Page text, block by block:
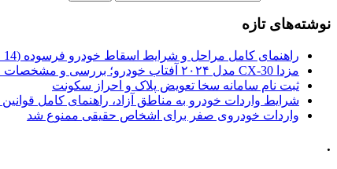
نوشته‌های تازه
راهنمای کامل مراحل و شرایط اسقاط خودرو فرسوده (14 مرداد 1405)
مزدا CX-30 مدل ۲۰۲۴ آفتاب خودرو؛ بررسی و مشخصات فنی
ثبت نام سامانه سخا تعویض پلاک و احراز سکونت
شرایط واردات خودرو به مناطق آزاد، راهنمای کامل
واردات خودروی صفر برای اشخاص حقیقی ممنوع شد
.